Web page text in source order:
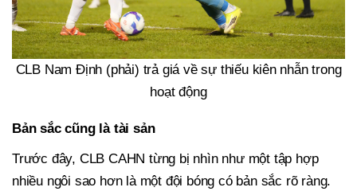
CLB Nam Định (phải) trả giá về sự thiếu kiên nhẫn trong
hoạt động
Bản sắc cũng là tài sản
Trước đây, CLB CAHN từng bị nhìn như một tập hợp
nhiều ngôi sao hơn là một đội bóng có bản sắc rõ ràng.